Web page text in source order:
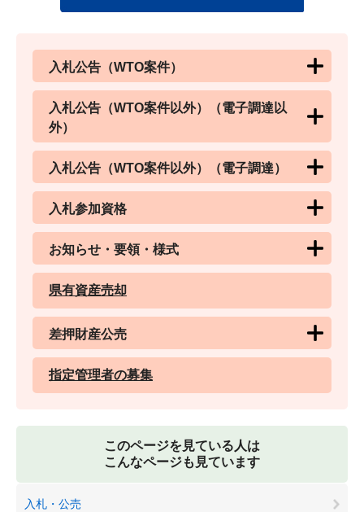
入札公告（WTO案件）
入札公告（WTO案件以外）（電子調達以
外）
入札公告（WTO案件以外）（電子調達）
入札参加資格
お知らせ・要領・様式
県有資産売却
差押財産公売
指定管理者の募集
このページを見ている人は
こんなページも見ています
入札・公売